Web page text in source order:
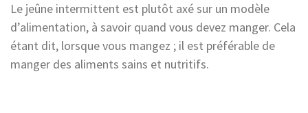
Le jeûne intermittent est plutôt axé sur un modèle
d’alimentation, à savoir quand vous devez manger. Cela
étant dit, lorsque vous mangez ; il est préférable de
manger des aliments sains et nutritifs.